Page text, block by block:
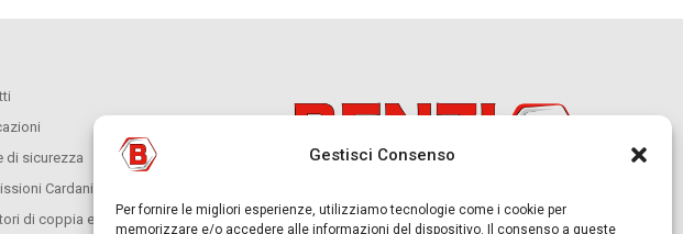
Gestisci Consenso
Per fornire le migliori esperienze, utilizziamo tecnologie come i cookie per
memorizzare e/o accedere alle informazioni del dispositivo. Il consenso a queste
di sicurezza
Cardaniche
di coppia e ruote libere